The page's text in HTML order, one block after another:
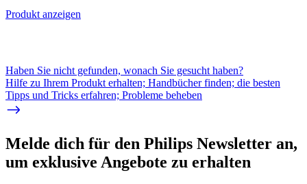
Produkt anzeigen
Haben Sie nicht gefunden, wonach Sie gesucht haben?
Hilfe zu Ihrem Produkt erhalten; Handbücher finden; die besten
Tipps und Tricks erfahren; Probleme beheben
Melde dich für den Philips Newsletter an,
um exklusive Angebote zu erhalten